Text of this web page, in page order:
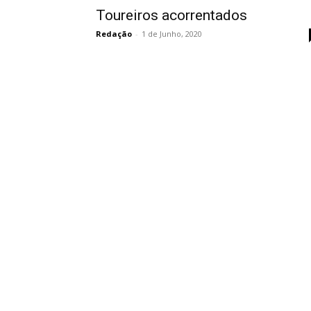
Toureiros acorrentados
Redação - 1 de Junho, 2020